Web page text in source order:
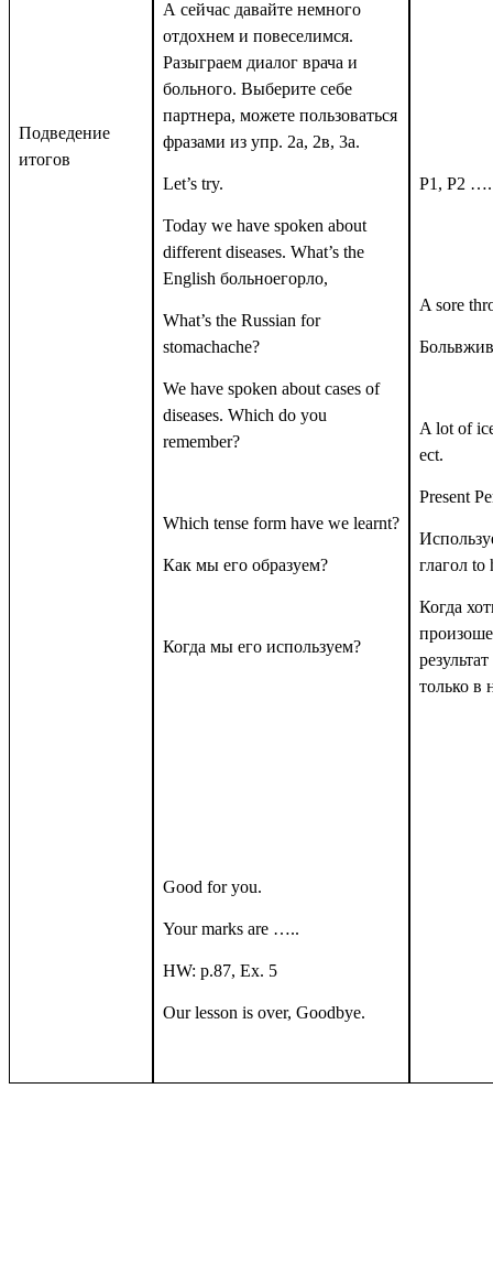
Подведение
итогов
А сейчас давайте немного
отдохнем и повеселимся.
Разыграем диалог врача и
больного. Выберите себе
партнера, можете пользоваться
фразами из упр. 2а, 2в, 3а.
Let’s try.
Today we have spoken about
different diseases. What’s the
English больноегорло,
What’s the Russian for
stomachache?
We have spoken about cases of
diseases. Which do you
remember?
Which tense form have we learnt?
Как мы его образуем?
Когда мы его используем?
Good for you.
Your marks are …..
HW: p.87, Ex. 5
Our lesson is over, Goodbye.
P1, P2
A sore
A lot of
ect.
Present
глагол to
Когда
только в